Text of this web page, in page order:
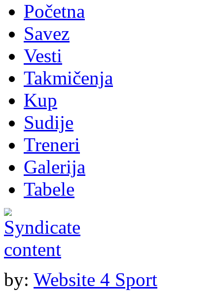
Početna
Savez
Vesti
Takmičenja
Kup
Sudije
Treneri
Galerija
Tabele
by: Website 4 Sport